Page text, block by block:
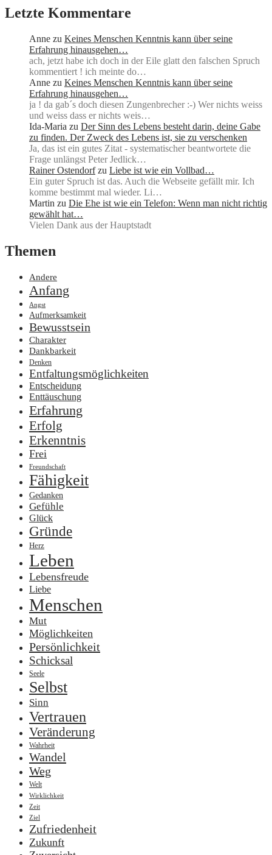
Letzte Kommentare
Anne zu Keines Menschen Kenntnis kann über seine
Erfahrung hinausgehen…
ach, jetzt habe ich doch in der Eile glatt den falschen Spruch
kommentiert ! ich meinte do…
Anne zu Keines Menschen Kenntnis kann über seine
Erfahrung hinausgehen…
ja ! da gab´s doch diesen Zungenbrecher :-) Wer nichts weiss
und weiss dass er nichts weis…
Ida-Maria zu Der Sinn des Lebens besteht darin, deine Gabe
zu finden. Der Zweck des Lebens ist, sie zu verschenken
Ja, das ist ein gutes Zitat - systematischer beantwortete die
Frage unlängst Peter Jedlick…
Rainer Ostendorf zu Liebe ist wie ein Vollbad…
Ein guter Spruch ist das. Auch die Webseite gefällt mir. Ich
komme bestimmt mal wieder. Li…
Martin zu Die Ehe ist wie ein Telefon: Wenn man nicht richtig
gewählt hat…
Vielen Dank aus der Hauptstadt
Themen
Andere
Anfang
Angst
Aufmerksamkeit
Bewusstsein
Charakter
Dankbarkeit
Denken
Entfaltungsmöglichkeiten
Entscheidung
Enttäuschung
Erfahrung
Erfolg
Erkenntnis
Frei
Freundschaft
Fähigkeit
Gedanken
Gefühle
Glück
Gründe
Herz
Leben
Lebensfreude
Liebe
Menschen
Mut
Möglichkeiten
Persönlichkeit
Schicksal
Seele
Selbst
Sinn
Vertrauen
Veränderung
Wahrheit
Wandel
Weg
Welt
Wirklichkeit
Zeit
Ziel
Zufriedenheit
Zukunft